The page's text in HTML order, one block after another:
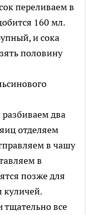
переливаем в
160 мл.
и сока
половину
два
отделяем
в чашу
в
позже для
куличей.
тщательно все